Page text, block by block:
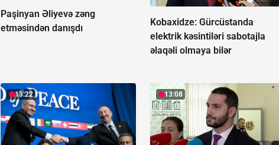
Paşinyan Əliyevə zəng
etməsindən danışdı
Kobaxidze: Gürcüstanda
elektrik kəsintiləri sabotajla
əlaqəli olmaya bilər
13:22 13:08